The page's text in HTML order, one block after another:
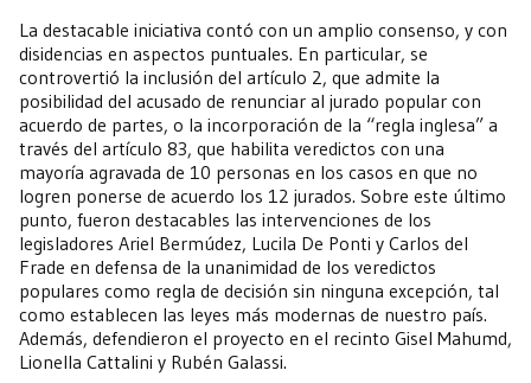
La destacable iniciativa contó con un amplio consenso, y con
disidencias en aspectos puntuales. En particular, se
controvertió la inclusión del artículo 2, que admite la
posibilidad del acusado de renunciar al jurado popular con
acuerdo de partes, o la incorporación de la “regla inglesa” a
través del artículo 83, que habilita veredictos con una
mayoría agravada de 10 personas en los casos en que no
logren ponerse de acuerdo los 12 jurados. Sobre este último
punto, fueron destacables las intervenciones de los
legisladores Ariel Bermúdez, Lucila De Ponti y Carlos del
Frade en defensa de la unanimidad de los veredictos
populares como regla de decisión sin ninguna excepción, tal
como establecen las leyes más modernas de nuestro país.
Además, defendieron el proyecto en el recinto Gisel Mahumd,
Lionella Cattalini y Rubén Galassi.